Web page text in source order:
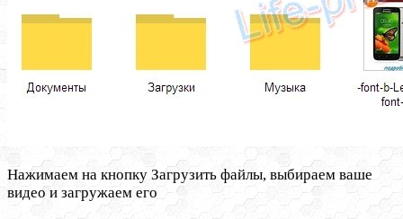
Нажимаем на кнопку Загрузить файлы, выбираем ваше
видео и загружаем его